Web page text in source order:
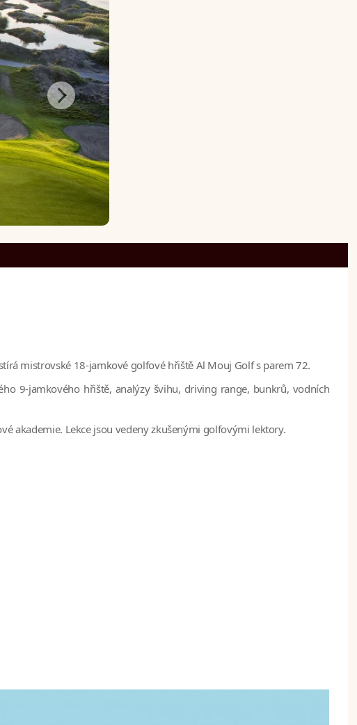
mistrovské 18-jamkové golfové hřiště Al Mouj Golf s parem 72.
9-jamkového hřiště, analýzy švihu, driving range, bunkrů, vodních
akademie. Lekce jsou vedeny zkušenými golfovými lektory.